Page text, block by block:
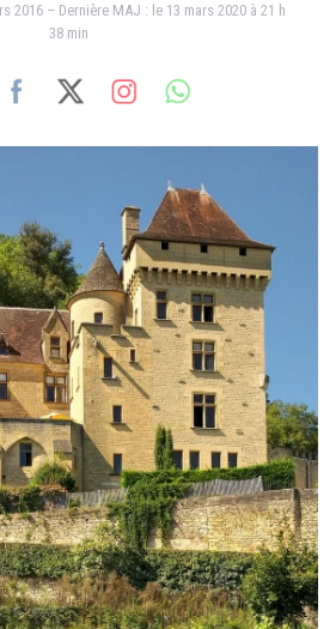
2016 – Dernière MAJ : le 13 mars 2020 à 21 h
38 min